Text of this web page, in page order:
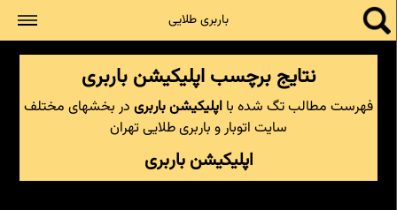
باربری طلایی
نتایج برچسب اپلیکیشن باربری
فهرست مطالب تگ شده با اپلیکیشن باربری در بخشهای مختلف
سایت اتوبار و باربری طلایی تهران
اپلیکیشن باربری
جستجو